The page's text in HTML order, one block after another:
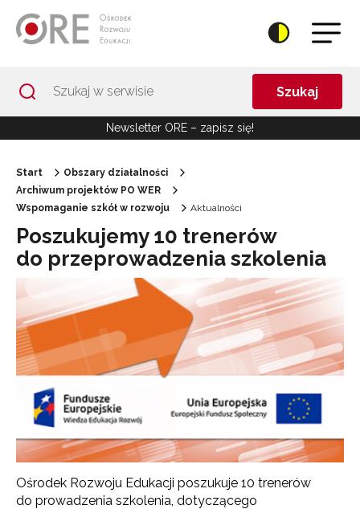
Szukaj
Newsletter ORE – zapisz się!
Start
Obszary działalności
Archiwum projektów PO WER
Wspomaganie szkół w rozwoju
Aktualności
Poszukujemy 10 trenerów
do przeprowadzenia szkolenia
Ośrodek Rozwoju Edukacji poszukuje 10 trenerów
do prowadzenia szkolenia, dotyczącego